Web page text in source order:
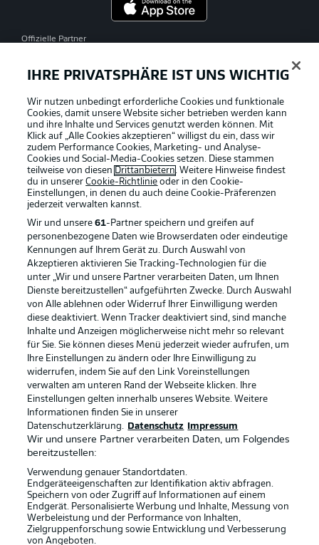
Offizielle Partner
Rechtliche Hinweise Voreinstellungen verwalten
Datenschutz Nutzungsbedingungen
Kontakt Jobs
Impressum Partner
Spieler Liveticker
AGB
IHRE PRIVATSPHÄRE IST UNS WICHTIG
Wir nutzen unbedingt erforderliche Cookies und funktionale
Cookies, damit unsere Website sicher betrieben werden kann
und ihre Inhalte und Services genutzt werden können. Mit
Klick auf „Alle Cookies akzeptieren“ willigst du ein, dass wir
zudem Performance Cookies, Marketing- und Analyse-
Cookies und Social-Media-Cookies setzen. Diese stammen
teilweise von diesen Drittanbietern. Weitere Hinweise findest
du in unsererCookie-Richtlinie oder in den Cookie-
Einstellungen, in denen du auch deine Cookie-Präferenzen
jederzeit verwalten kannst.
Wir und unsere61-Partner speichern und greifen auf
personenbezogene Daten wie Browserdaten oder eindeutige
Kennungen auf Ihrem Gerät zu. Durch Auswahl von
Akzeptieren aktivieren Sie Tracking-Technologien für die
unter „Wir und unsere Partner verarbeiten Daten, um Ihnen
Dienste bereitzustellen“ aufgeführten Zwecke. Durch Auswahl
von Alle ablehnen oder Widerruf Ihrer Einwilligung werden
diese deaktiviert. Wenn Tracker deaktiviert sind, sind manche
Inhalte und Anzeigen möglicherweise nicht mehr so relevant
für Sie. Sie können dieses Menü jederzeit wieder aufrufen, um
Ihre Einstellungen zu ändern oder Ihre Einwilligung zu
widerrufen, indem Sie auf den Link Voreinstellungen
verwalten am unteren Rand der Webseite klicken. Ihre
Einstellungen gelten innerhalb unseres Website. Weitere
Informationen finden Sie in unserer
Datenschutzerklärung.
Datenschutz Impressum
Wir und unsere Partner verarbeiten Daten, um Folgendes
bereitzustellen:
Verwendung genauer Standortdaten.
Endgeräteeigenschaften zur Identifikation aktiv abfragen.
Speichern von oder Zugriff auf Informationen auf einem
Endgerät. Personalisierte Werbung und Inhalte, Messung von
Werbeleistung und der Performance von Inhalten,
Zielgruppenforschung sowie Entwicklung und Verbesserung
von Angeboten.